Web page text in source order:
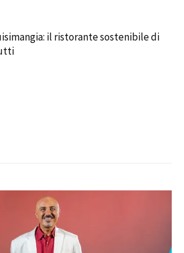
il ristorante sostenibile di